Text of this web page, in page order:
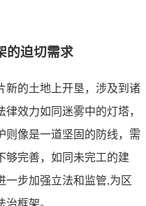
的迫切需求
新的土地上开垦，涉及到诸
效力如同迷雾中的灯塔，
则像是一道坚固的防线，需
够完善，如同未完工的建
一步加强立法和监管,为区
框架。